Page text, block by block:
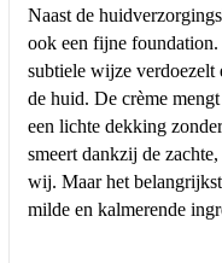
Naast de huidverzorgingslijn heeft Uncover Skincare nu dus
ook een fijne
subtiele wijze verdoezelt
de huid. De crème
een lichte dekking
smeert dankzij de
wij. Maar het
milde en kalmerende